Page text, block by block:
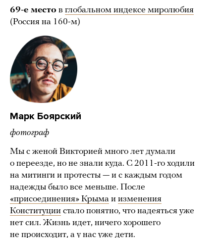
69-е место в глобальном индексе миролюбия
(Россия на 160-м)
Марк Боярский
фотограф
Мы с женой Викторией много лет думали
о переезде, но не знали куда. С 2011-го ходили
на митинги и протесты — и с каждым годом
надежды было все меньше. После
«присоединения» Крыма и изменения
Конституции стало понятно, что надеяться уже
нет сил. Жизнь идет, ничего хорошего
не происходит, а у нас уже дети.